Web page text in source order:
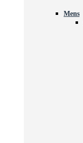
Mens